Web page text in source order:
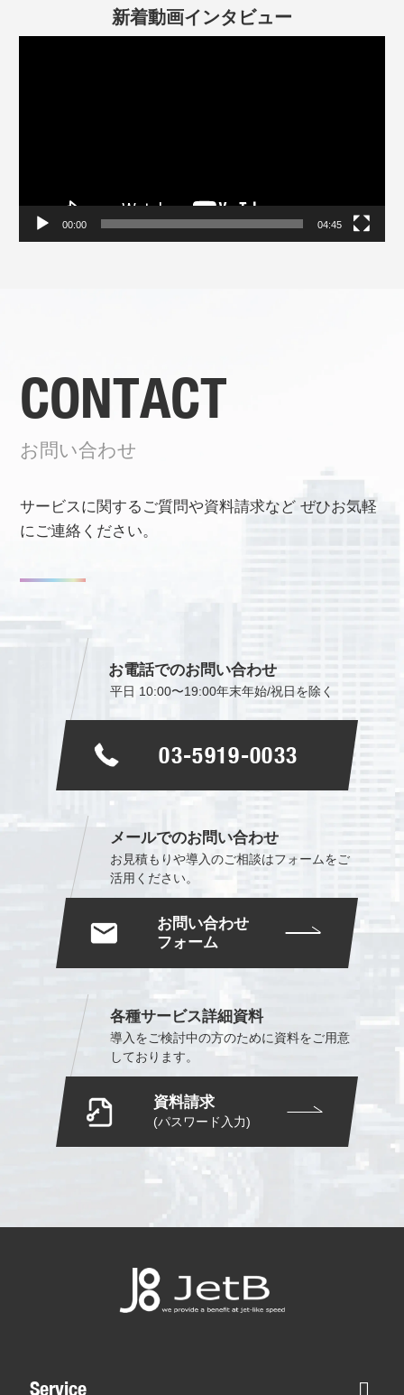
新着動画インタビュー
00:00 04:45
CONTACT
お問い合わせ
サービスに関するご質問や資料請求などぜひお気軽
にご連絡ください。
お電話でのお問い合わせ
平日 10:00〜19:00年末年始/祝日を除く
03-5919-0033
メールでのお問い合わせ
お見積もりや導入のご相談はフォームをご
活用ください。
お問い合わせ
フォーム
各種サービス詳細資料
導入をご検討中の方のために資料をご用意
しております。
資料請求
(パスワード入力)
Service